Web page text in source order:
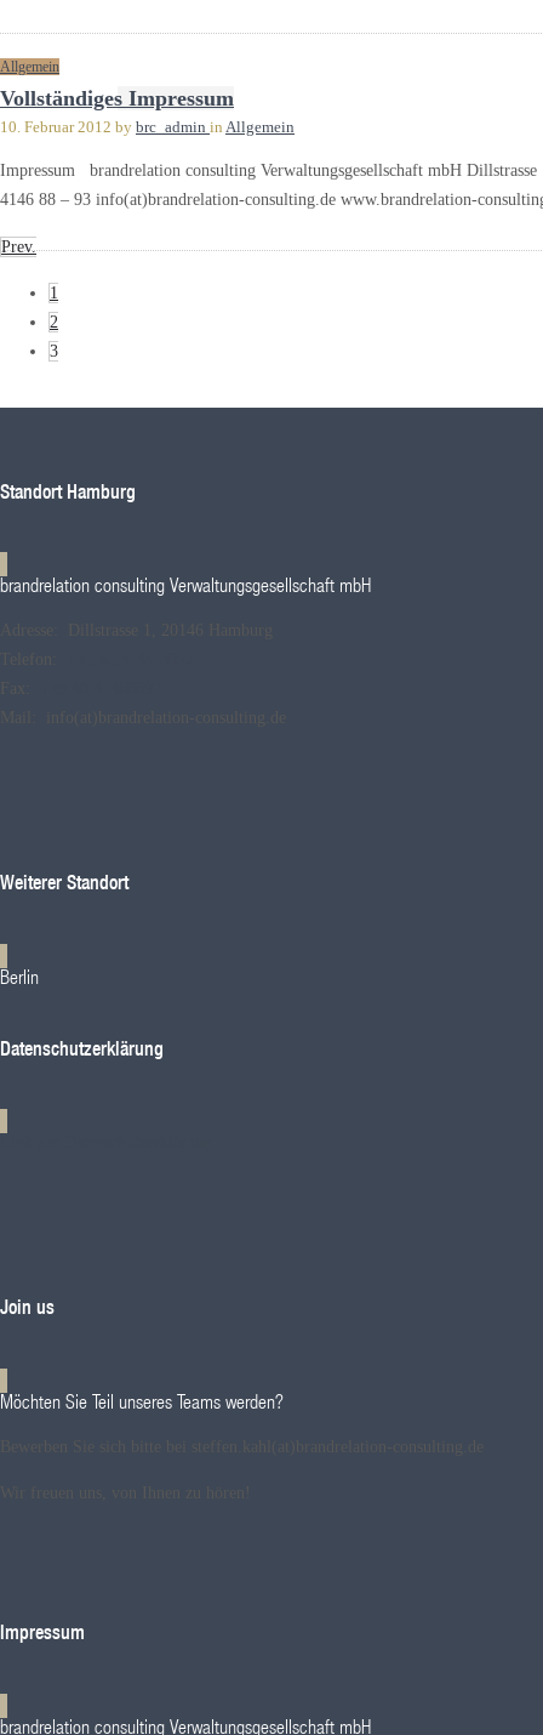
Allgemein
Vollständiges Impressum
10. Februar 2012 by brc_admin in Allgemein
Impressum brandrelation consulting Verwaltungsgesellschaft mbH
4146 88 – 93 info(at)brandrelation-consulting.de www.brandrelation-
Prev.
1
2
3
Standort Hamburg
brandrelation consulting Verwaltungsgesellschaft mbH
Adresse: Dillstrasse 1, 20146 Hamburg
Telefon:
Fax:
Mail: info(at)brandrelation-consulting.de
Weiterer Standort
Berlin
Datenschutzerklärung
Join us
Möchten Sie Teil unseres Teams werden?
Bewerben Sie sich bitte bei steffen.kahl(at)brandrelation-consulting.de
Wir freuen uns, von Ihnen zu hören!
Impressum
brandrelation consulting Verwaltungsgesellschaft mbH